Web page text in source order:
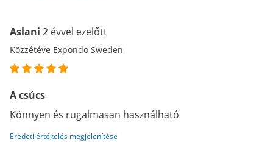
Aslani 2 évvel ezelőtt
Közzétéve Expondo Sweden
A csúcs
Könnyen és rugalmasan használható
Eredeti értékelés megjelenítése